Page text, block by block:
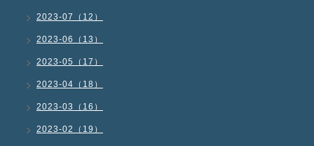
2023-07（12）
2023-06（13）
2023-05（17）
2023-04（18）
2023-03（16）
2023-02（19）